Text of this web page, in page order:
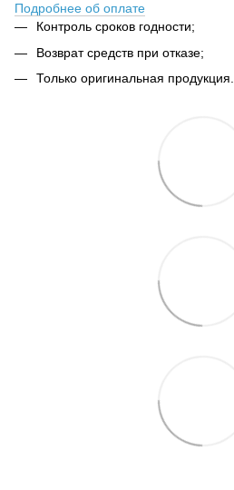
Подробнее об оплате
Контроль сроков годности;
Возврат средств при отказе;
Только оригинальная продукция.